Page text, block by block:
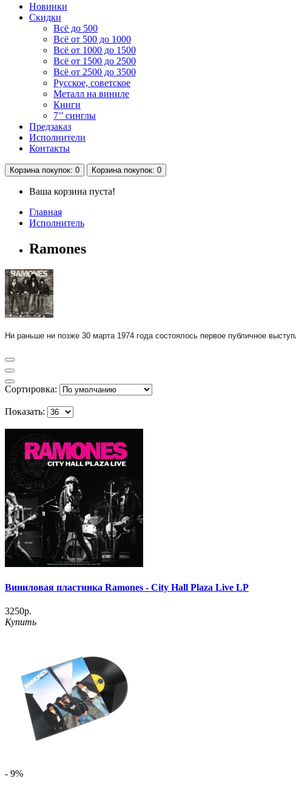
Новинки
Скидки
Всё до 500
Всё от 500 до 1000
Всё от 1000 до 1500
Всё от 1500 до 2500
Всё от 2500 до 3500
Русское, советское
Металл на виниле
Книги
7’’ синглы
Предзаказ
Исполнители
Контакты
Корзина покупок: 0 Корзина покупок: 0
Ваша корзина пуста!
Главная
Исполнитель
Ramones
Ни раньше ни позже 30 марта 1974 года состоялось первое публичное
Сортировка:
Показать:
Виниловая пластинка Ramones - City Hall Plaza Live LP
3250р.
Купить
- 9%